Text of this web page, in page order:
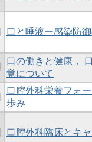
口と唾液ー感染防
口の働きと健康，
覚について
口腔外科栄養フォ
歩み
口腔外科臨床とキ